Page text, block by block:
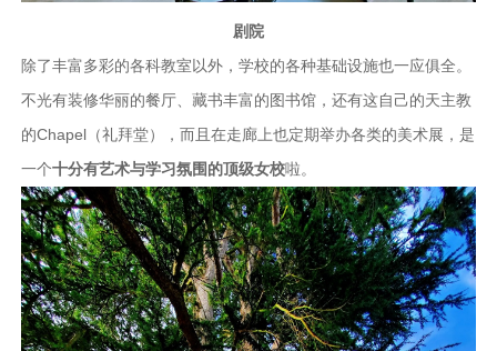
剧院
除了丰富多彩的各科教室以外，学校的各种基础设施也一应俱全。
不光有装修华丽的餐厅、藏书丰富的图书馆，还有这自己的天主教
的Chapel（礼拜堂），而且在走廊上也定期举办各类的美术展，是
一个十分有艺术与学习氛围的顶级女校啦。